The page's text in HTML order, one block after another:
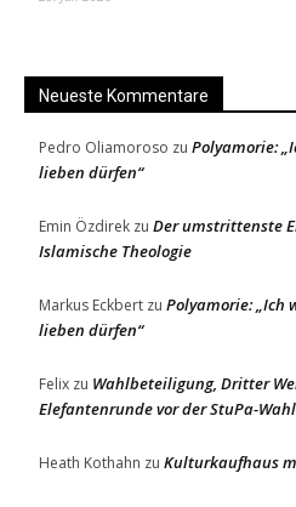
Neueste Kommentare
Pedro Oliamoroso zu Polyamorie:
lieben dürfen“
Emin Özdirek zu Der umstrittenste
Islamische Theologie
Markus Eckbert zu Polyamorie: „Ich
lieben dürfen“
Felix zu Wahlbeteiligung, Dritter
Elefantenrunde vor der StuPa-Wahl
Heath Kothahn zu Kulturkaufhaus